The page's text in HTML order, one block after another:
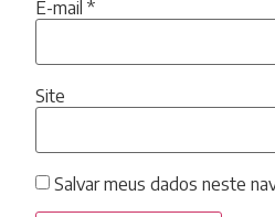
E-mail *
Site
Salvar meus dados neste